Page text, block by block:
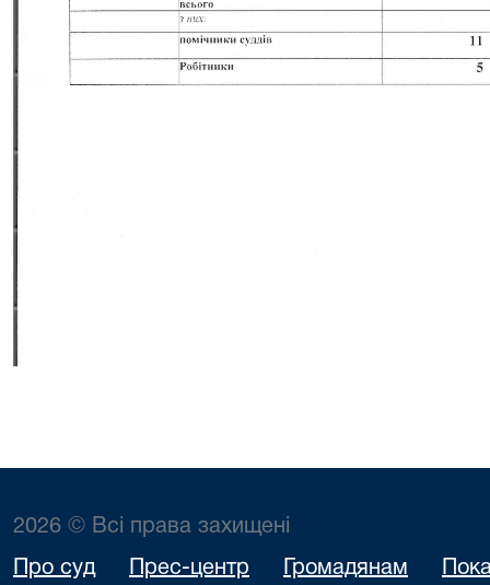
2026 © Всі права захищені
Про суд Прес-центр Громадянам